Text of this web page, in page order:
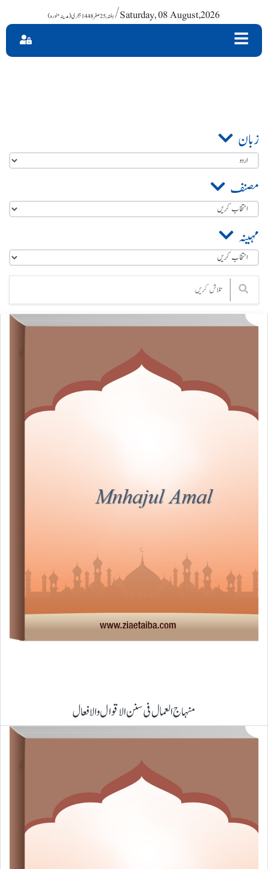
/ Saturday, 08 August,2026
زبان
مصنف
مہینہ
منہاج العمال فی سنن الاقوال والافعال